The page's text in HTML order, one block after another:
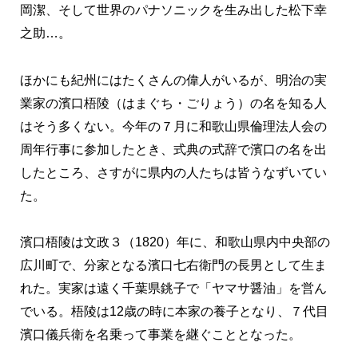
岡潔、そして世界のパナソニックを生み出した松下幸
之助…。
ほかにも紀州にはたくさんの偉人がいるが、明治の実
業家の濱口梧陵（はまぐち・ごりょう）の名を知る人
はそう多くない。今年の７月に和歌山県倫理法人会の
周年行事に参加したとき、式典の式辞で濱口の名を出
したところ、さすがに県内の人たちは皆うなずいてい
た。
濱口梧陵は文政３（1820）年に、和歌山県内中央部の
広川町で、分家となる濱口七右衛門の長男として生ま
れた。実家は遠く千葉県銚子で「ヤマサ醤油」を営ん
でいる。梧陵は12歳の時に本家の養子となり、７代目
濱口儀兵衛を名乗って事業を継ぐこととなった。